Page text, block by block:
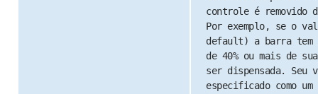
controle é removido
Por exemplo, se o
default) a barra tem
de 40% ou mais de
ser dispensada. Seu
especificado como